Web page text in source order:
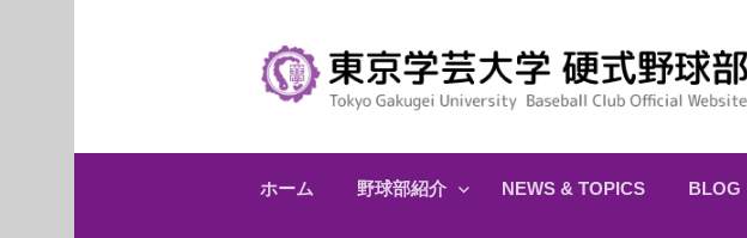
ホーム 野球部紹介 NEWS & TOPICS BLOG